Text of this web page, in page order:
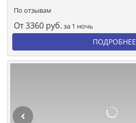
По отзывам
От3360 руб. за 1 ночь
ПОДРОБНЕЕ